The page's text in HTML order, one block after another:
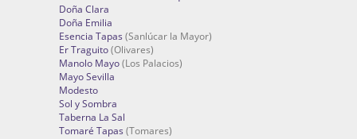
Doña Clara
Doña Emilia
Esencia Tapas (Sanlúcar la Mayor)
Er Traguito(Olivares)
Manolo Mayo(Los Palacios)
Mayo Sevilla
Modesto
Sol y Sombra
Taberna La Sal
Tomaré Tapas (Tomares)